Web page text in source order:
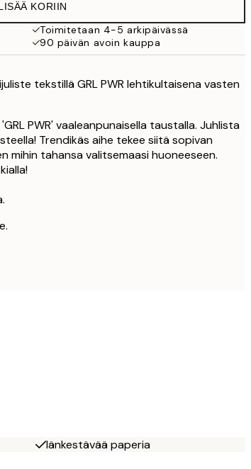
KORIIN
Toimitetaan 4-5 arkipäivässä
90 päivän avoin kauppa
tekstillä GRL PWR lehtikultaisena vasten
PWR' vaaleanpunaisella taustalla. Juhlista
Trendikäs aihe tekee siitä sopivan
mihin tahansa valitsemaasi huoneeseen.
Iänkestävää paperia